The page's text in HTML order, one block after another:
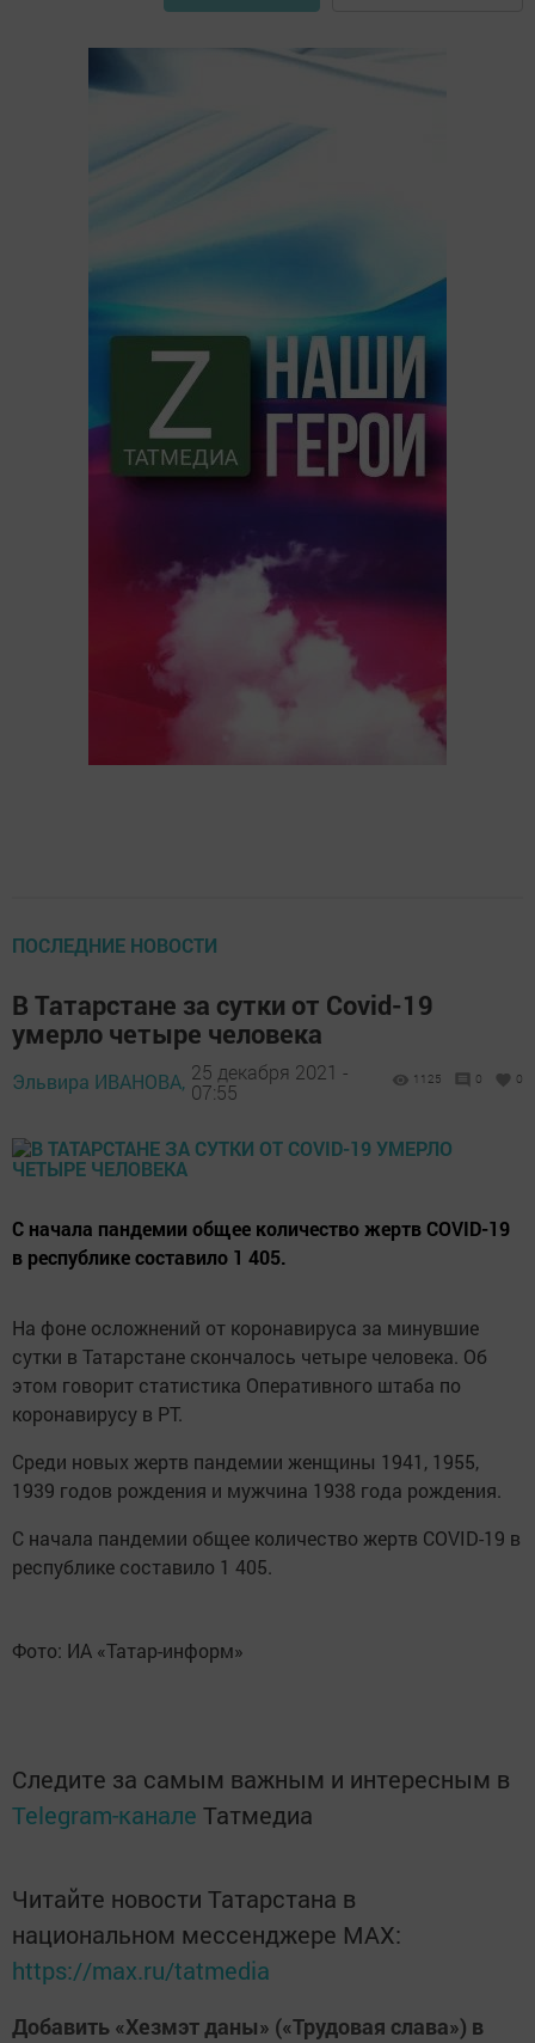
ПОСЛЕДНИЕ НОВОСТИ
В Татарстане за сутки от Covid-19
умерло четыре человека
Эльвира ИВАНОВА, 25 декабря 2021 -
07:55
1125 0 0
С начала пандемии общее количество жертв COVID-19
в республике составило 1 405.
На фоне осложнений от коронавируса за минувшие
сутки в Татарстане скончалось четыре человека. Об
этом говорит статистика Оперативного штаба по
коронавирусу в РТ.
Среди новых жертв пандемии женщины 1941, 1955,
1939 годов рождения и мужчина 1938 года рождения.
С начала пандемии общее количество жертв COVID-19 в
республике составило 1 405.
Фото: ИА «Татар-информ»
Следите за самым важным и интересным в
Telegram-канале Татмедиа
Читайте новости Татарстана в
национальном мессенджере MАХ:
https://max.ru/tatmedia
Добавить «Хезмэт даны» («Трудовая слава») в